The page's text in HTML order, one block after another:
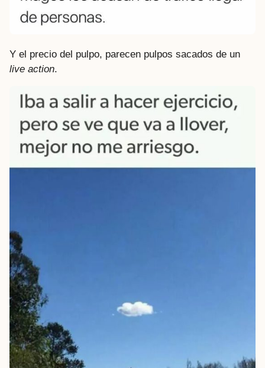
Y el precio del pulpo, parecen pulpos sacados de un
live action.